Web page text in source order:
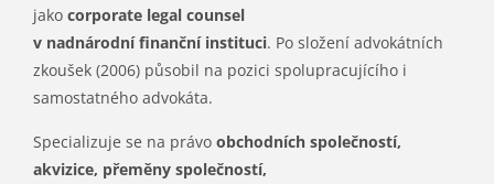
jako corporate legal counsel
v nadnárodní finanční instituci. Po složení advokátních
zkoušek (2006) působil na pozici spolupracujícího i
samostatného advokáta.
Specializuje se na právo obchodních společností,
akvizice, přeměny společností,